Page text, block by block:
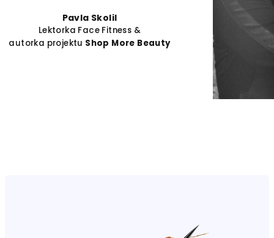
Pavla Skolil
Lektorka Face Fitness &
autorka projektu Shop More Beauty